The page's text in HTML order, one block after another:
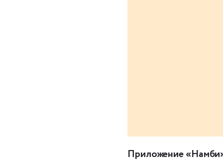
Приложение